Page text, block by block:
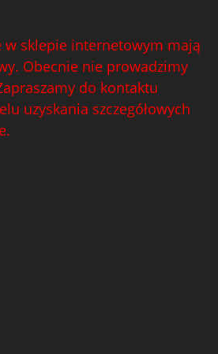
w sklepie internetowym mają
Obecnie nie prowadzimy
do kontaktu
uzyskania szczegółowych